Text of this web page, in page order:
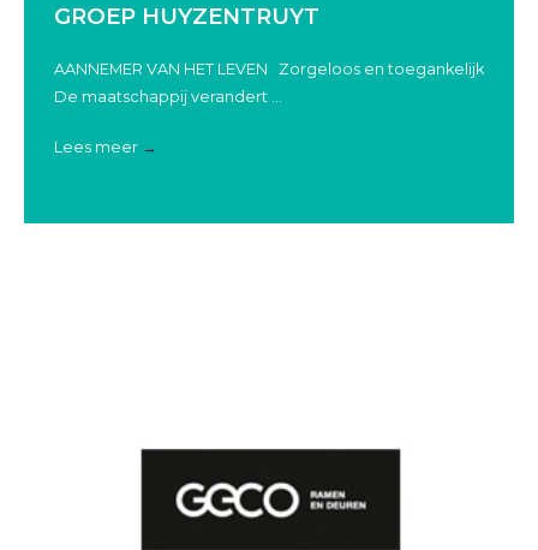
GROEP HUYZENTRUYT
AANNEMER VAN HET LEVEN Zorgeloos en toegankelijk
De maatschappij verandert ...
Lees meer →